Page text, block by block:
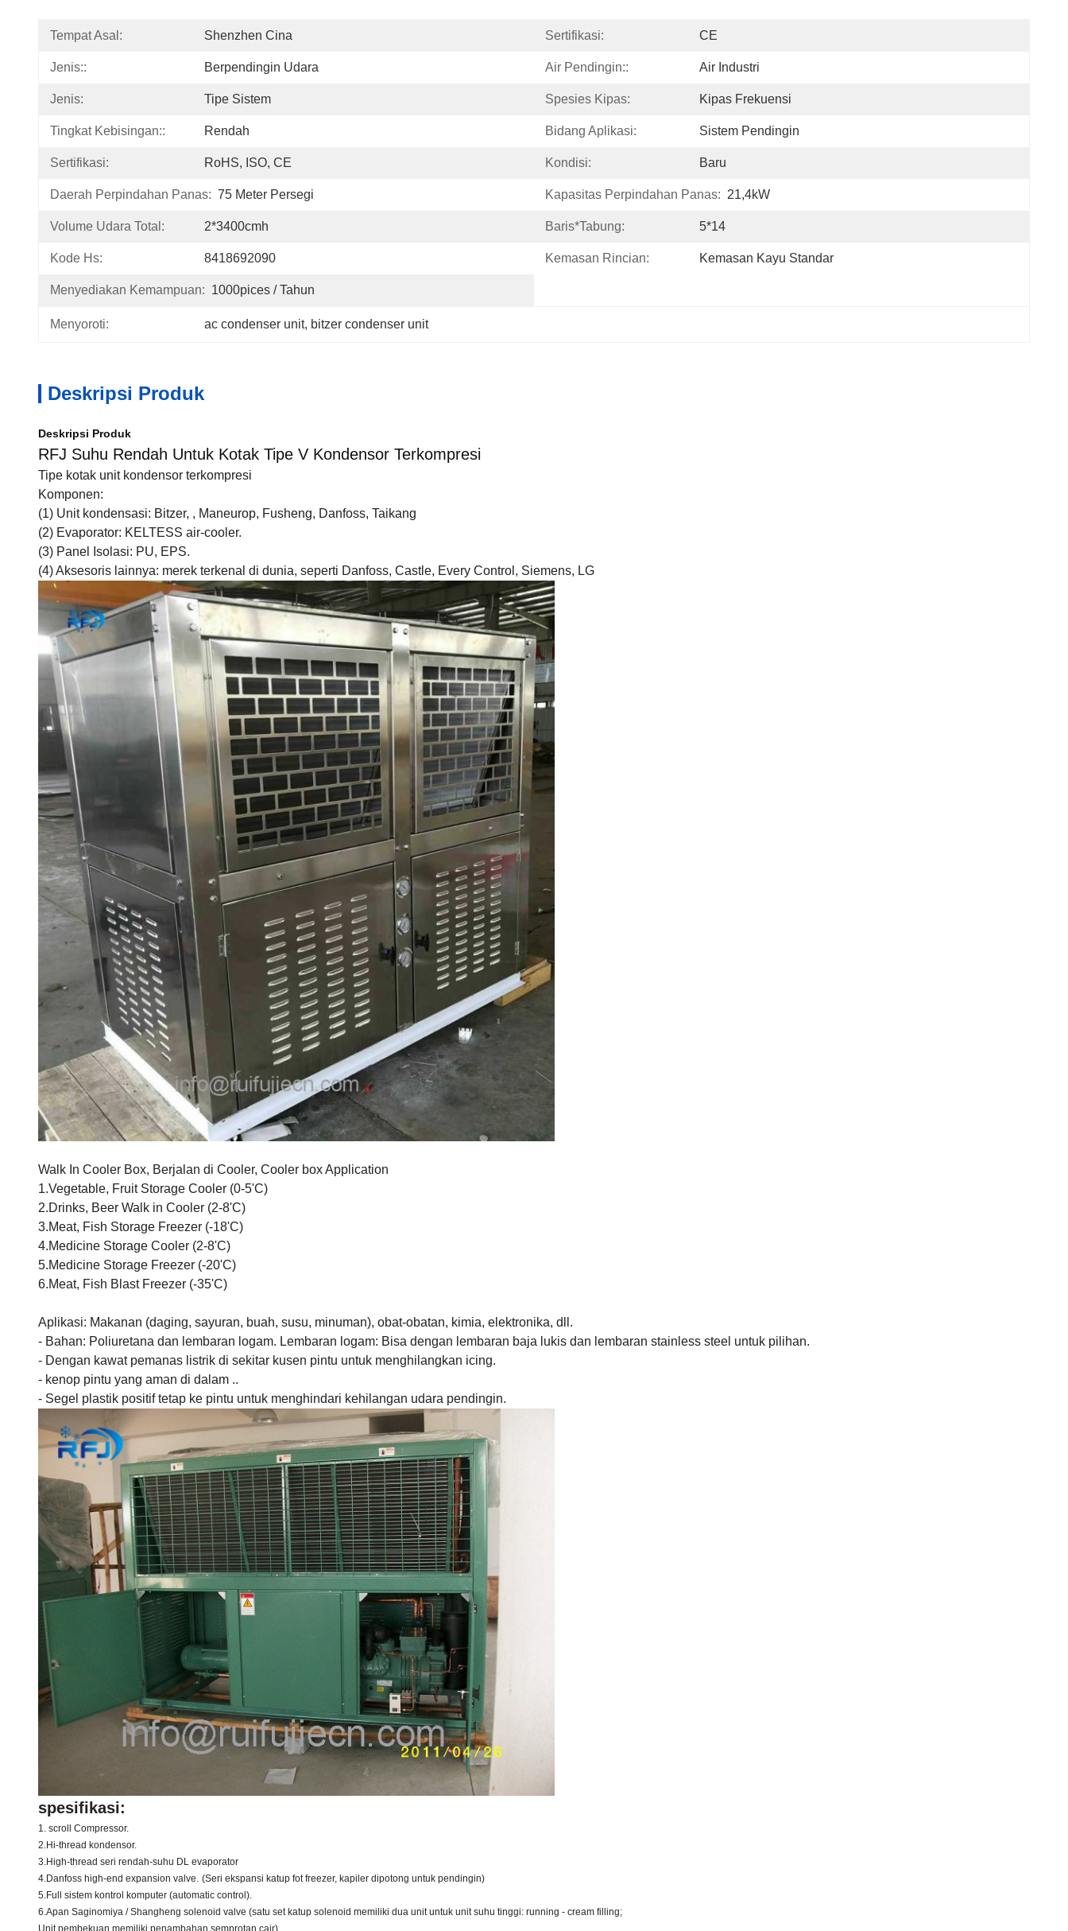
Tempat Asal: Shenzhen Cina Sertifikasi: CE
Jenis:: Berpendingin Udara Air Pendingin:: Air Industri
Jenis: Tipe Sistem Spesies Kipas: Kipas Frekuensi
Tingkat Kebisingan:: Rendah Bidang Aplikasi: Sistem Pendingin
Sertifikasi: RoHS, ISO, CE Kondisi: Baru
Daerah Perpindahan Panas: 75 Meter Persegi Kapasitas Perpindahan Panas: 21,4kW
Volume Udara Total: 2*3400cmh Baris*tabung: 5*14
Kode Hs: 8418692090 Kemasan Rincian: Kemasan Kayu Standar
Menyediakan Kemampuan: 1000pices / Tahun
Menyoroti: ac condenser unit, bitzer condenser unit
Deskripsi Produk
Deskripsi Produk
RFJ Suhu Rendah Untuk Kotak Tipe V Kondensor Terkompresi
Tipe kotak unit kondensor terkompresi
Komponen:
(1) Unit kondensasi: Bitzer, , Maneurop, Fusheng, Danfoss, Taikang
(2) Evaporator: KELTESS air-cooler.
(3) Panel Isolasi: PU, EPS.
(4) Aksesoris lainnya: merek terkenal di dunia, seperti Danfoss, Castle, Every Control, Siemens, LG
Walk In Cooler Box, Berjalan di Cooler, Cooler box Application
1.Vegetable, Fruit Storage Cooler (0-5'C)
2.Drinks, Beer Walk in Cooler (2-8'C)
3.Meat, Fish Storage Freezer (-18'C)
4.Medicine Storage Cooler (2-8'C)
5.Medicine Storage Freezer (-20'C)
6.Meat, Fish Blast Freezer (-35'C)
Aplikasi: Makanan (daging, sayuran, buah, susu, minuman), obat-obatan, kimia, elektronika, dll.
- Bahan: Poliuretana dan lembaran logam. Lembaran logam: Bisa dengan lembaran baja lukis dan lembaran stainless steel untuk pilihan.
- Dengan kawat pemanas listrik di sekitar kusen pintu untuk menghilangkan icing.
- kenop pintu yang aman di dalam ..
- Segel plastik positif tetap ke pintu untuk menghindari kehilangan udara pendingin.
spesifikasi:
1. scroll Compressor.
2.Hi-thread kondensor.
3.High-thread seri rendah-suhu DL evaporator
4.Danfoss high-end expansion valve. (Seri ekspansi katup fot freezer, kapiler dipotong untuk pendingin)
5.Full sistem kontrol komputer (automatic control).
6.Apan Saginomiya / Shangheng solenoid valve (satu set katup solenoid memiliki dua unit untuk unit suhu tinggi: running - cream filling;